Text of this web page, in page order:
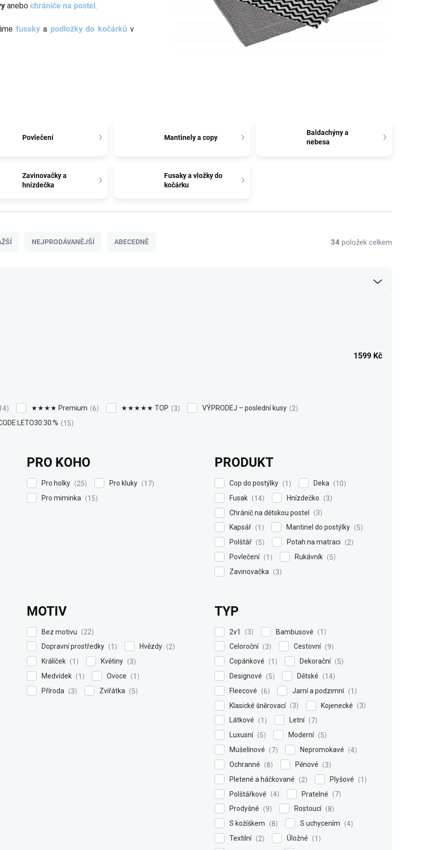
anebo chrániče na postel.
fusaky a podložky do kočárků v
Povlečení Mantinely a copy
Baldachýny a
nebesa
Zavinovačky a
hnízdečka
Fusaky a vložky do
kočárku
NEJPRODÁVANĚJŠÍ ABECEDNĚ 34 položek celkem
1599 Kč
★★★★ Premium 6 ★★★★★ TOP 3 VÝPRODEJ – poslední kusy
2
15
PRO KOHO
Pro holky 25 Pro kluky
17
Pro miminka
15
PRODUKT
Cop do postýlky 1 Deka
10
Fusak
14 Hnízdečko
3
Chránič na dětskou postel
3
Kapsář
1 Mantinel do postýlky
5
Polštář
5 Potah na matraci
2
Povlečení
1 Rukávník
5
Zavinovačka
3
MOTIV
Bez motivu
22
Dopravní prostředky
1 Hvězdy
2
Králíček
1 Květiny
3
Medvídek
1 Ovoce
1
Příroda
3 Zvířátka 5
TYP
2v1 3 Bambusové
1
Celoroční
3 Cestovní
9
Copánkové
1 Dekorační
5
Designové
5 Dětské
14
Fleecové
6 Jarní a podzimní
1
Klasické šněrovací
3 Kojenecké
3
Látkové
1 Letní
7
Luxusní
5 Moderní
5
Mušelínové
7 Nepromokavé
4
Ochranné
8 Pěnové
3
Pletené a háčkované
2 Plyšové
1
Polštářkové
4 Pratelné
7
Prodyšné
9 Rostoucí
8
S kožíškem
8 S uchycením
4
Textilní
2 Úložné
1